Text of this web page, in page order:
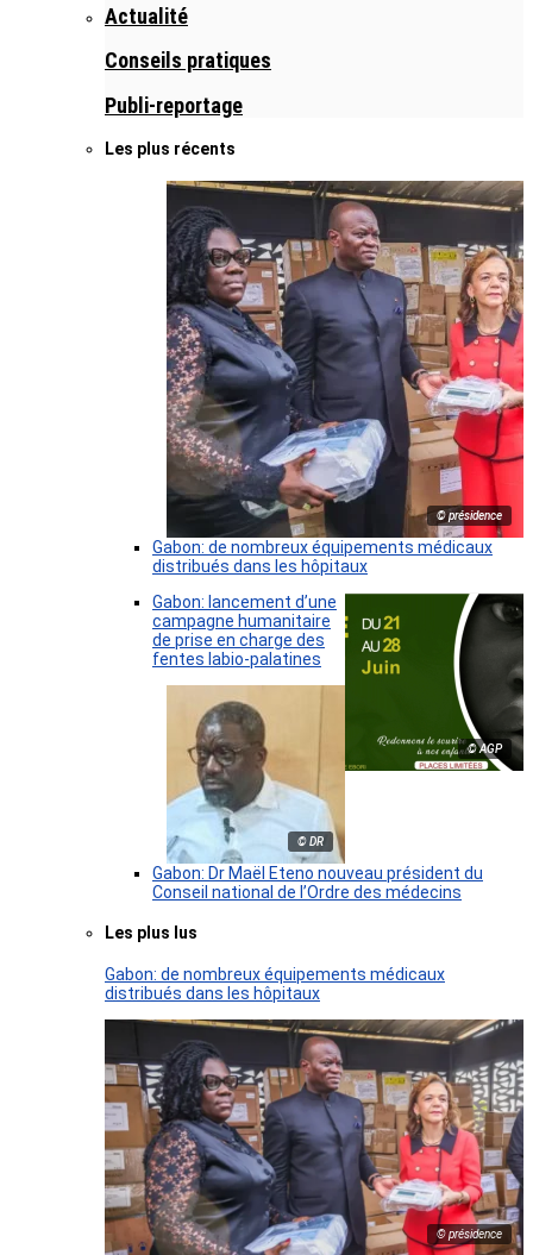
Actualité
Conseils pratiques
Publi-reportage
Les plus récents
© présidence
Gabon: de nombreux équipements médicaux
distribués dans les hôpitaux
© AGP
Gabon: lancement d’une
campagne humanitaire
de prise en charge des
fentes labio-palatines
© DR
Gabon: Dr Maël Eteno nouveau président du
Conseil national de l’Ordre des médecins
Les plus lus
Gabon: de nombreux équipements médicaux
distribués dans les hôpitaux
© présidence